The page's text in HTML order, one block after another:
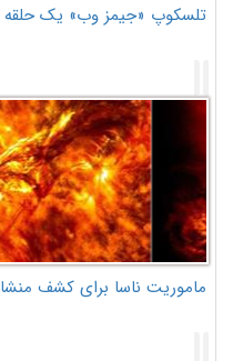
تلسکوپ «جیمز وب» یک حلقه
ماموریت ناسا برای کشف